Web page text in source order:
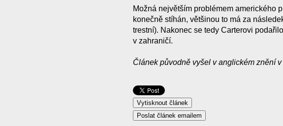
Možná největším problémem amerického
konečně stíhán, většinou to má za
trestní). Nakonec se tedy Carterovi
v zahraničí.
Článek původně vyšel v anglickém znění